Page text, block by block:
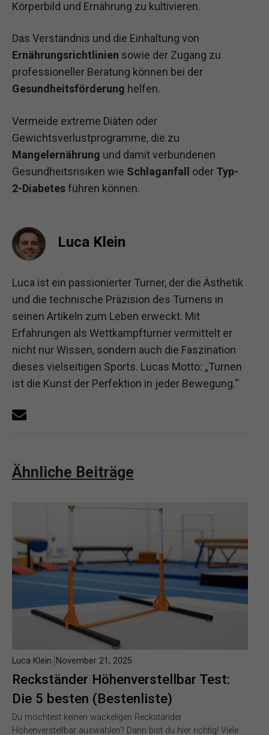
Körperbild und Ernährung zu kultivieren.
Das Verständnis und die Einhaltung von
Ernährungsrichtlinien sowie der Zugang zu
professioneller Beratung können bei der
Gesundheitsförderung helfen.
Vermeide extreme Diäten oder
Gewichtsverlustprogramme, die zu
Mangelernährung und damit verbundenen
Gesundheitsrisiken wie Schlaganfall oder Typ-
2-Diabetesführen können.
Luca Klein
Luca ist ein passionierter Turner, der die Ästhetik
und die technische Präzision des Turnens in
seinen Artikeln zum Leben erweckt. Mit
Erfahrungen als Wettkampfturner vermittelt er
nicht nur Wissen, sondern auch die Faszination
dieses vielseitigen Sports. Lucas Motto: „Turnen
ist die Kunst der Perfektion in jeder Bewegung.“
Ähnliche Beiträge
Reckständer Höhenverstellbar Test:
Die 5 besten (Bestenliste)
Luca Klein November 21, 2025
Du möchtest keinen wackeligen Reckständer
Höhenverstellbar auswählen? Dann bist du hier richtig! Viele